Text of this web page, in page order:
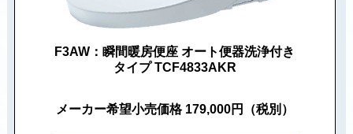
F3AW：瞬間暖房便座 オート便器洗浄付き
タイプ TCF4833AKR
メーカー希望小売価格 179,000円（税別）